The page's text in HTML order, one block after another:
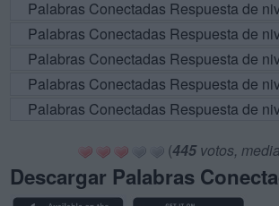
Palabras Conectadas Respuesta de
Palabras Conectadas Respuesta de
Palabras Conectadas Respuesta de
Palabras Conectadas Respuesta de
Palabras Conectadas Respuesta de
(445votos,
Descargar Palabras